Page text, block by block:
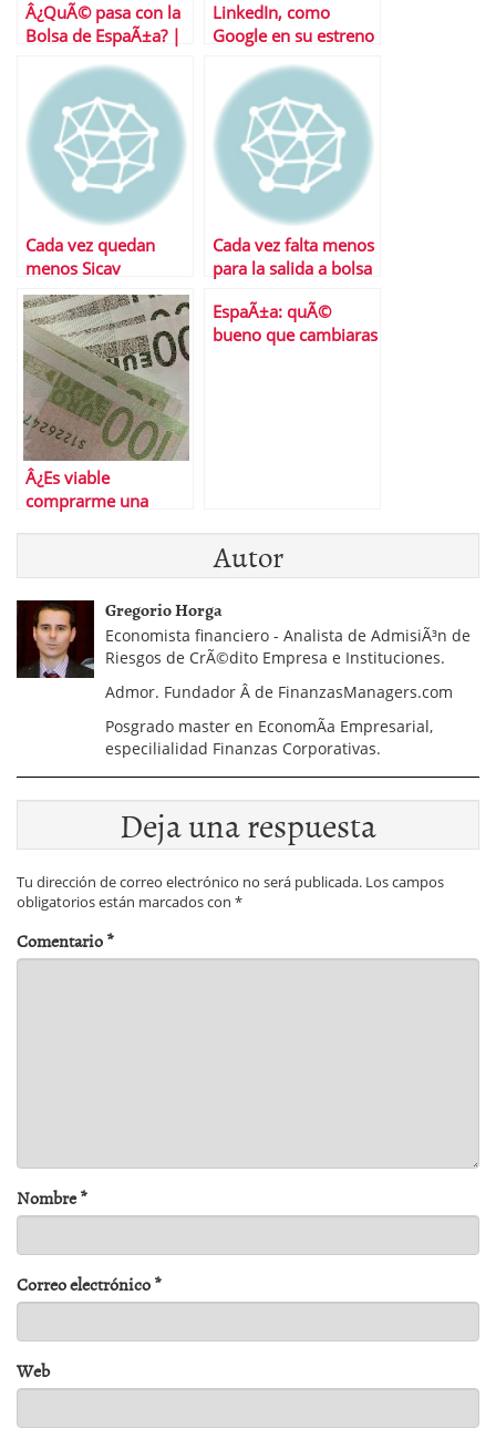
Â¿QuÃ© pasa con la
Bolsa de EspaÃ±a? |
Bolsas y Mercados
EspaÃ±oles
LinkedIn, como
Google en su estreno
Cada vez quedan
menos Sicav
Cada vez falta menos
para la salida a bolsa
Â¿Es viable
comprarme una
EspaÃ±a: quÃ©
bueno que cambiaras
Autor
Gregorio Horga
Economista financiero - Analista de AdmisiÃ³n de
Riesgos de CrÃ©dito Empresa e Instituciones.
Admor. Fundador Â de FinanzasManagers.com
Posgrado master en EconomÃ­a Empresarial,
especilialidad Finanzas Corporativas.
Deja una respuesta
Tu dirección de correo electrónico no será publicada. Los campos
obligatorios están marcados con *
Comentario*
Nombre*
Correo electrónico*
Web